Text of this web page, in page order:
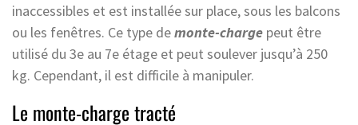
inaccessibles et est installée sur place, sous les balcons
ou les fenêtres. Ce type demonte-charge peut être
utilisé du 3e au 7e étage et peut soulever jusqu’à 250
kg. Cependant, il est difficile à manipuler.
Le monte-charge tracté